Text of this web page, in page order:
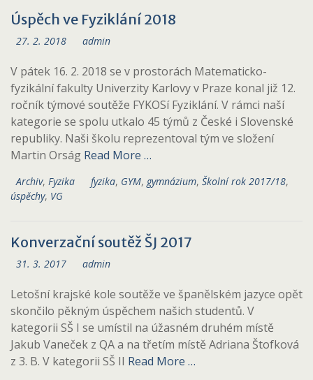
Úspěch ve Fyziklání 2018
27. 2. 2018 admin
V pátek 16. 2. 2018 se v prostorách Matematicko-
fyzikální fakulty Univerzity Karlovy v Praze konal již 12.
ročník týmové soutěže FYKOSí Fyziklání. V rámci naší
kategorie se spolu utkalo 45 týmů z České i Slovenské
republiky. Naši školu reprezentoval tým ve složení
Martin Orság Read More …
Archiv, Fyzika fyzika, GYM, gymnázium, Školní rok 2017/18,
úspěchy, VG
Konverzační soutěž ŠJ 2017
31. 3. 2017 admin
Letošní krajské kole soutěže ve španělském jazyce opět
skončilo pěkným úspěchem našich studentů. V
kategorii SŠ I se umístil na úžasném druhém místě
Jakub Vaneček z QA a na třetím místě Adriana Štofková
z 3. B. V kategorii SŠ II Read More …